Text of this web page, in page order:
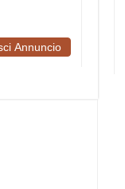
Annuncio